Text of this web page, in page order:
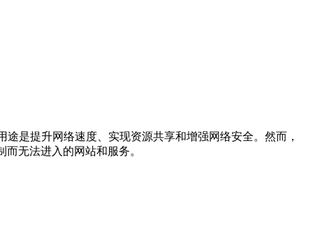
是提升网络速度、实现资源共享和增强网络安全。然而，
无法进入的网站和服务。